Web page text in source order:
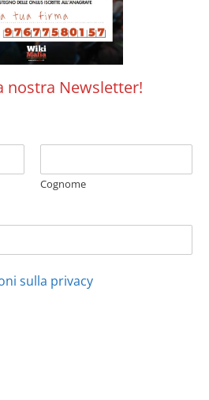
nostra Newsletter!
Cognome
sulla privacy